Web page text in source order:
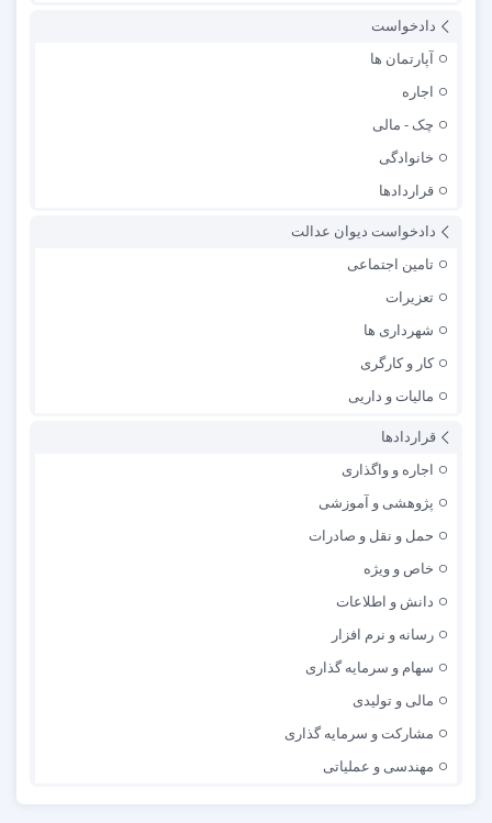
دادخواست
آپارتمان ها
اجاره
چک - مالی
خانوادگی
قراردادها
دادخواست دیوان عدالت
تامین اجتماعی
تعزیرات
شهرداری ها
کار و کارگری
مالیات و داریی
قراردادها
اجاره و واگذاری
پژوهشی و آموزشی
حمل و نقل و صادرات
خاص و ویژه
دانش و اطلاعات
رسانه و نرم افزار
سهام و سرمایه گذاری
مالی و تولیدی
مشارکت و سرمایه گذاری
مهندسی و عملیاتی